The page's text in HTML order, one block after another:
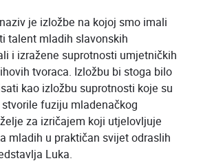
je izložbe na kojoj smo imali
talent mladih slavonskih
i izražene suprotnosti umjetničkih
tvoraca. Izložbu bi stoga bilo
kao izložbu suprotnosti koje su
fuziju mladenačkog
za izričajem koji utjelovljuje
mladih u praktičan svijet odraslih
Luka.